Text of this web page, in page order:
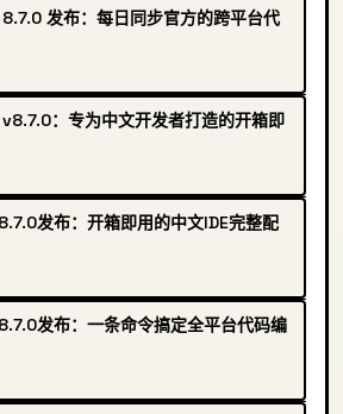
发布：每日同步官方的跨平台代
：专为中文开发者打造的开箱即
发布：开箱即用的中文IDE完整配
发布：一条命令搞定全平台代码编